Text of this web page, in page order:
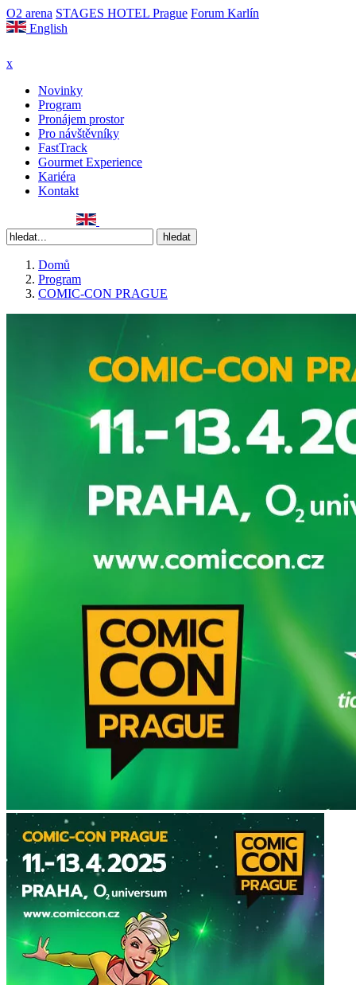
O2 arena STAGES HOTEL Prague Forum Karlín
English
x
Novinky
Program
Pronájem prostor
Pro návštěvníky
FastTrack
Gourmet Experience
Kariéra
Kontakt
Domů
Program
COMIC-CON PRAGUE